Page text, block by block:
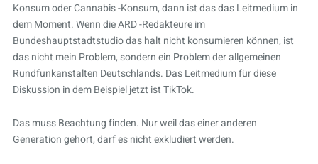
Konsum oder Cannabis -Konsum, dann ist das das Leitmedium in
dem Moment. Wenn die ARD -Redakteure im
Bundeshauptstadtstudio das halt nicht konsumieren können, ist
das nicht mein Problem, sondern ein Problem der allgemeinen
Rundfunkanstalten Deutschlands. Das Leitmedium für diese
Diskussion in dem Beispiel jetzt ist TikTok.
Das muss Beachtung finden. Nur weil das einer anderen
Generation gehört, darf es nicht exkludiert werden.